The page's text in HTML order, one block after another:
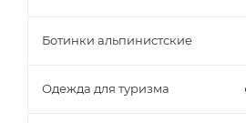
Ботинки альпинистские
Одежда для туризма